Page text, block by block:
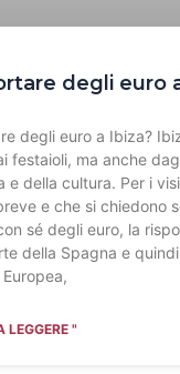
degli euro
degli euro a Ibiza?
festaioli, ma anche
e della cultura. Per i
e che si chiedono
sé degli euro, la
della Spagna e quindi
Europea,
LEGGERE "